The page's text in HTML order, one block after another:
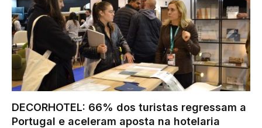
DECORHOTEL: 66% dos turistas regressam a
Portugal e aceleram aposta na hotelaria